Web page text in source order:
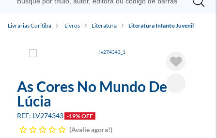
Livrarias Curitiba Livros Literatura Literatura Infanto Juvenil
As Cores No Mundo De
Lúcia
LV274343 -19% OFF
Avalie agora!